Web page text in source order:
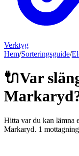
Verktyg
Hem/Sorteringsguide/
🔌Var
Markaryd
Hitta var du kan lämna
Markaryd. 1